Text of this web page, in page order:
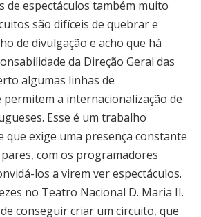
de espectáculos também muito
são difíceis de quebrar e
de divulgação e acho que há
da Direção Geral das
algumas linhas de
a internacionalização de
Esse é um trabalho
que exige uma presença constante
com os programadores
los a virem ver espectáculos.
no Teatro Nacional D. Maria II.
conseguir criar um circuito, que